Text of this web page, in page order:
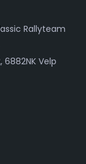
Rallyteam
Velp